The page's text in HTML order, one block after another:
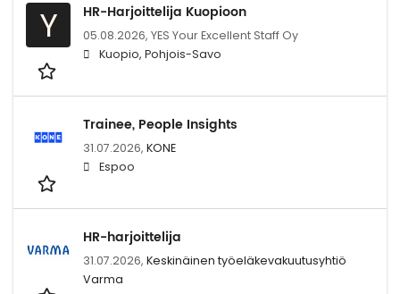
Y HR-Harjoittelija Kuopioon
05.08.2026, YES Your Excellent Staff Oy
Kuopio, Pohjois-Savo
Trainee, People Insights
31.07.2026, KONE
Espoo
HR-harjoittelija
31.07.2026, Keskinäinen työeläkevakuutusyhtiö
Varma